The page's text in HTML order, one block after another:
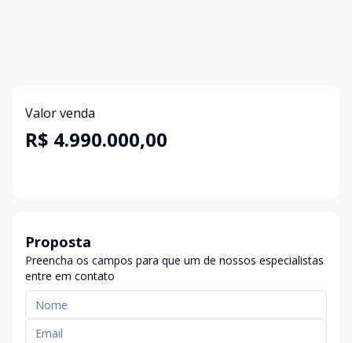
Valor venda
R$ 4.990.000,00
Proposta
Preencha os campos para que um de nossos especialistas
entre em contato